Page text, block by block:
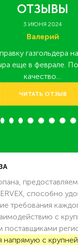
ОТЗЫВЫ
3 ИЮНЯ 2024
Валерий
газгольдера
еще в феврале.
качество…
ЧИТАТЬ ОТЗЫВ
7 8 9 10 11 12 13 14
способно
требования
с
поставщиками
напрямую с